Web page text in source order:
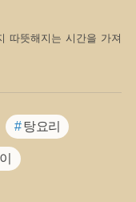
따뜻해지는 시간을 가져
#탕요리